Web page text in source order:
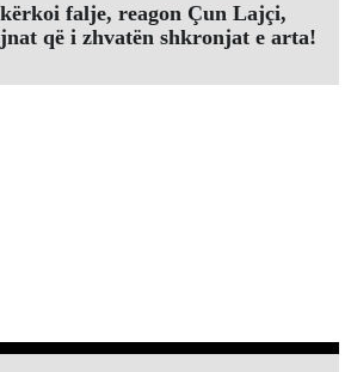
falje, reagon Çun Lajçi,
që i zhvatën shkronjat e arta!￼